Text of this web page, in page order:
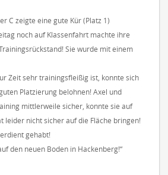
C zeigte eine gute Kür (Platz 1)
noch auf Klassenfahrt machte ihre
Sie wurde mit einem
Zeit sehr trainingsfleißig ist, konnte sich
Platzierung belohnen! Axel und
mittlerweile sicher, konnte sie auf
leider nicht sicher auf die Fläche bringen!
gehabt!
den neuen Boden in Hackenberg!“